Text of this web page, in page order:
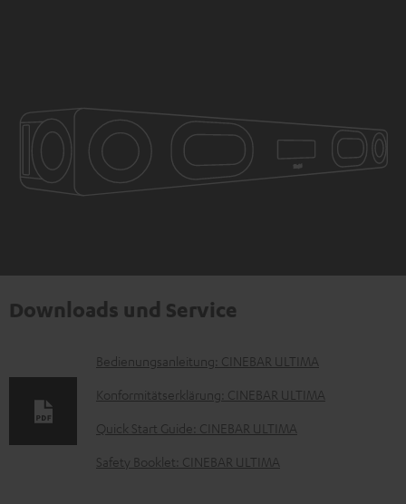
Downloads und Service
D
o
m
Bedienungsanleitung: CINEBAR ULTIMA
Konformitätserklärung: CINEBAR ULTIMA
Quick Start Guide: CINEBAR ULTIMA
Safety Booklet: CINEBAR ULTIMA